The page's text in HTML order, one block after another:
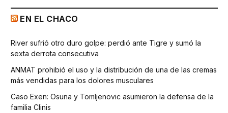
EN EL CHACO
River sufrió otro duro golpe: perdió ante Tigre y sumó la
sexta derrota consecutiva
ANMAT prohibió el uso y la distribución de una de las cremas
más vendidas para los dolores musculares
Caso Exen: Osuna y Tomljenovic asumieron la defensa de la
familia Clinis